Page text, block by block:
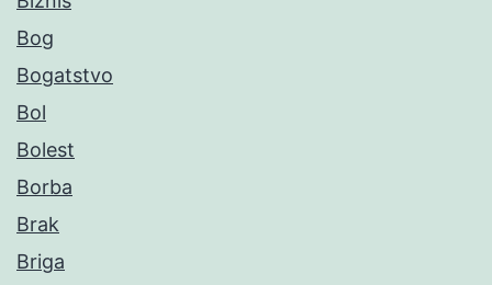
Bog
Bogatstvo
Bol
Bolest
Borba
Brak
Briga